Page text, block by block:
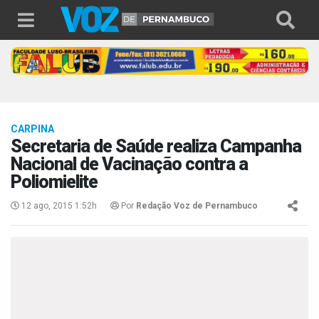
CARPINA
Secretaria de Saúde realiza Campanha
Nacional de Vacinação contra a
Poliomielite
12 ago, 2015 1:52h Por Redação Voz de Pernambuco